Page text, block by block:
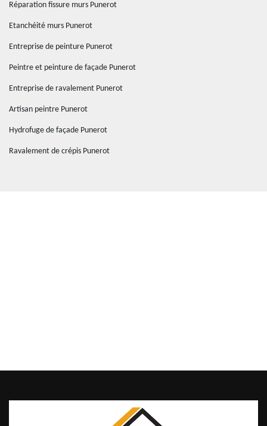
Réparation fissure murs Punerot
Etanchéité murs Punerot
Entreprise de peinture Punerot
Peintre et peinture de façade Punerot
Entreprise de ravalement Punerot
Artisan peintre Punerot
Hydrofuge de façade Punerot
Ravalement de crépis Punerot